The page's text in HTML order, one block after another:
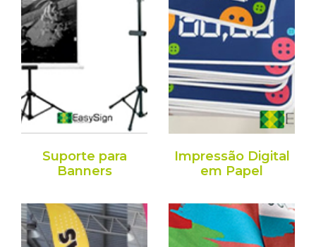
Suporte para
Banners
Impressão Digital
em Papel